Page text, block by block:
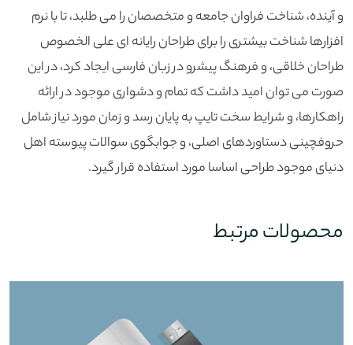
و آینده، شناخت فراوان جامعه و متخصصان را می طلبد، تا با نرم
افزارها شناخت بیشتری را برای طراحان رایانه ای علی الخصوص
طراحان خلاقی، و فرهنگ پیشرو در زبان فارسی ایجاد کرد، در این
صورت می توان امید داشت که تمام و دشواری موجود در ارائه
راهکارها، و شرایط سخت تایپ به پایان رسد و زمان مورد نیاز شامل
حروفچینی دستاوردهای اصلی، و جوابگوی سوالات پیوسته اهل
دنیای موجود طراحی اساسا مورد استفاده قرار گیرد.
محصولات مرتبط